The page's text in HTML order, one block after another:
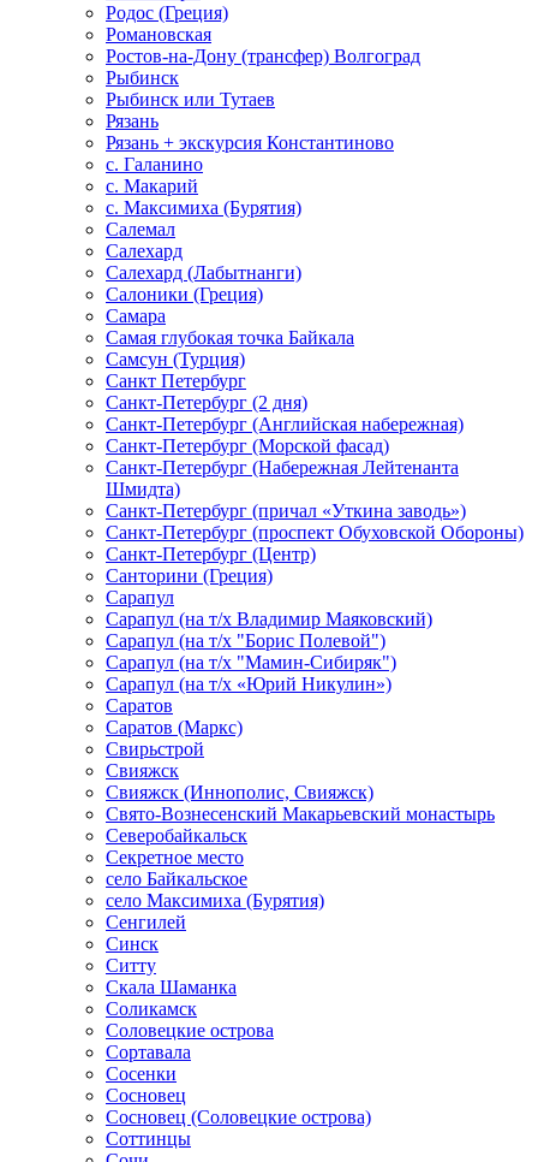
Родос (Греция)
Романовская
Ростов-на-Дону (трансфер) Волгоград
Рыбинск
Рыбинск или Тутаев
Рязань
Рязань + экскурсия Константиново
с. Галанино
с. Макарий
с. Максимиха (Бурятия)
Салемал
Салехард
Салехард (Лабытнанги)
Салоники (Греция)
Самара
Самая глубокая точка Байкала
Самсун (Турция)
Санкт Петербург
Санкт-Петербург (2 дня)
Санкт-Петербург (Английская набережная)
Санкт-Петербург (Морской фасад)
Санкт-Петербург (Набережная Лейтенанта
Шмидта)
Санкт-Петербург (причал «Уткина заводь»)
Санкт-Петербург (проспект Обуховской Обороны)
Санкт-Петербург (Центр)
Санторини (Греция)
Сарапул
Сарапул (на т/х Владимир Маяковский)
Сарапул (на т/х "Борис Полевой")
Сарапул (на т/х "Мамин-Сибиряк")
Сарапул (на т/х «Юрий Никулин»)
Саратов
Саратов (Маркс)
Свирьстрой
Свияжск
Свияжск (Иннополис, Свияжск)
Свято-Вознесенский Макарьевский монастырь
Северобайкальск
Секретное место
село Байкальское
село Максимиха (Бурятия)
Сенгилей
Синск
Ситту
Скала Шаманка
Соликамск
Соловецкие острова
Сортавала
Сосенки
Сосновец
Сосновец (Соловецкие острова)
Соттинцы